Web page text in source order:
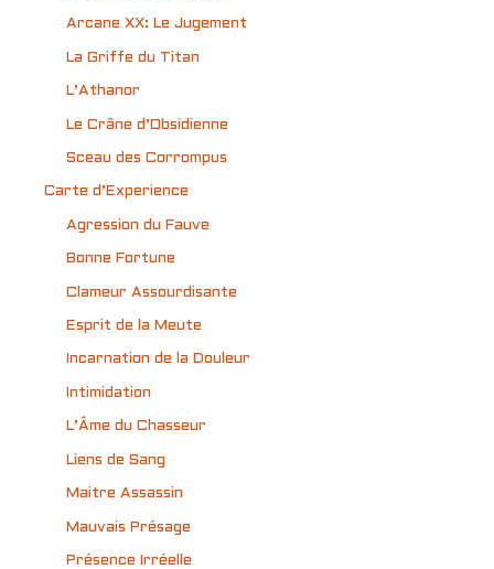
Arcane XX: Le Jugement
La Griffe du Titan
L’Athanor
Le Crâne d’Obsidienne
Sceau des Corrompus
Carte d’Experience
Agression du Fauve
Bonne Fortune
Clameur Assourdisante
Esprit de la Meute
Incarnation de la Douleur
Intimidation
L’Âme du Chasseur
Liens de Sang
Maitre Assassin
Mauvais Présage
Présence Irréelle